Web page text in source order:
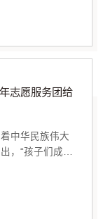
志愿服务团给
中华民族伟大
，“孩子们成长